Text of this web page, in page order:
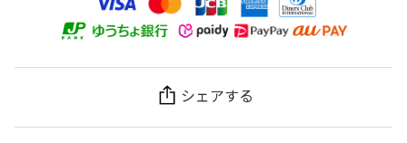
シェアする